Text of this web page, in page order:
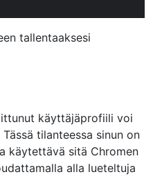
tallentaaksesi
käyttäjäprofiili voi
tilanteessa sinun on
käytettävä sitä Chromen
alla lueteltuja